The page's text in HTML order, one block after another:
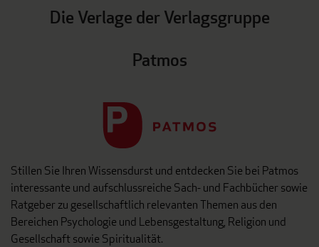
Die Verlage der Verlagsgruppe
Patmos
Stillen Sie Ihren Wissensdurst und entdecken Sie bei Patmos
interessante und aufschlussreiche Sach- und Fachbücher sowie
Ratgeber zu gesellschaftlich relevanten Themen aus den
Bereichen Psychologie und Lebensgestaltung, Religion und
Gesellschaft sowie Spiritualität.